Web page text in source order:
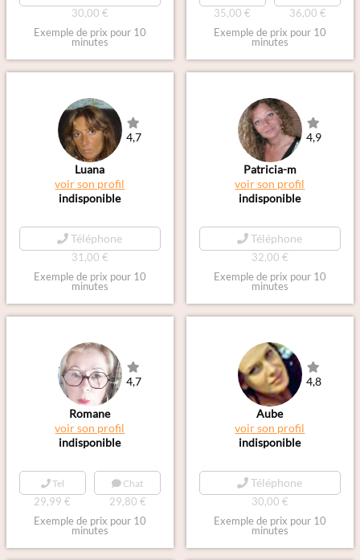
30,00 €
Exemple de prix pour 10
minutes
35,00 €
36,00 €
Exemple de prix pour 10
minutes
4,7
Luana
voir son profil
indisponible
Téléphone
31,00 €
Exemple de prix pour 10
minutes
4,9
Patricia-m
voir son profil
indisponible
Téléphone
32,00 €
Exemple de prix pour 10
minutes
4,7
Romane
voir son profil
indisponible
Tel
29,99 €
Chat
29,80 €
Exemple de prix pour 10
minutes
4,8
Aube
voir son profil
indisponible
Téléphone
30,00 €
Exemple de prix pour 10
minutes